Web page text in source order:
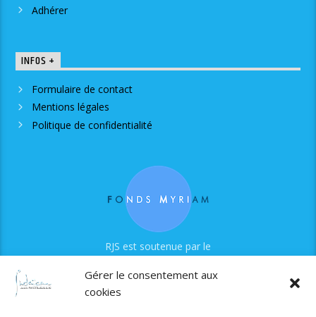
Gérer le consentement aux
cookies
Adhérer
INFOS +
Formulaire de contact
Mentions légales
Politique de confidentialité
RJS est soutenue par le